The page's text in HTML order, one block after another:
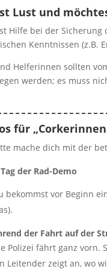
Lust und
Hilfe bei der Sicherung
Kenntnissen (z.B.
Helferinnen sollten
werden; es muss
für
mache dich mit der
der Rad-Demo
bekommst vor Beginn
der Fahrt auf der
Polizei fährt ganz vorn.
Leitender zeigt an, wo